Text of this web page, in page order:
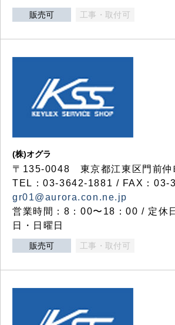
販売可 工事・取付可
(株)オグラ
〒135-0048 東京都江東区門前
TEL：03-3642-1881 / FAX：03-
gr01@aurora.con.ne.jp
営業時間：8：00〜18：00 / 定休
日・日曜日
販売可 工事・取付可